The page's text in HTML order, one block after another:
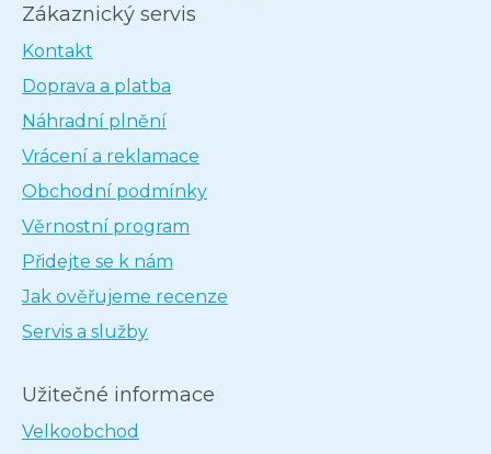
Zákaznický servis
Kontakt
Doprava a platba
Náhradní plnění
Vrácení a reklamace
Obchodní podmínky
Věrnostní program
Přidejte se k nám
Jak ověřujeme recenze
Servis a služby
Užitečné informace
Velkoobchod